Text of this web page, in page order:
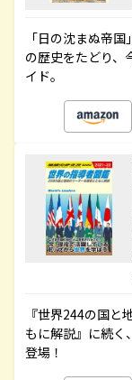
「日の沈まぬ帝
の歴史をたどり、
イド。
『世界244の国
もに解説』に続く
登場！